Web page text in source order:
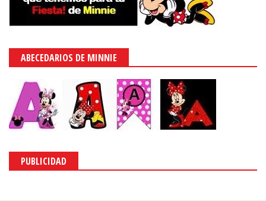
ABECEDARIOS DE MINNIE
PUBLICIDAD